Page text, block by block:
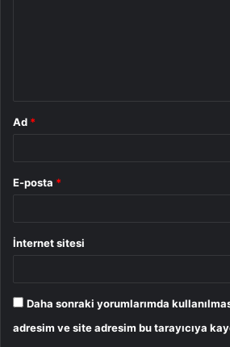
Ad *
E-posta *
İnternet sitesi
Daha sonraki yorumlarımda
adresim ve site adresim bu tarayıcıya